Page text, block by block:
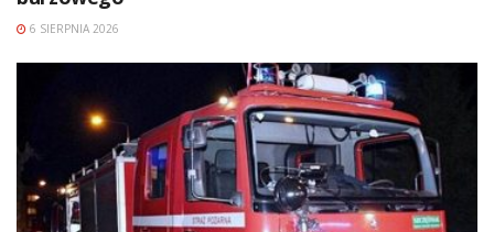
6 SIERPNIA 2026